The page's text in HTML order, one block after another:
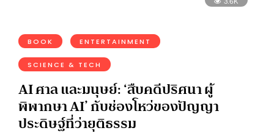
BOOK ENTERTAINMENT
SCIENCE & TECH
AI ศาล และมนุษย์: ‘สืบคดีปริศนา ผู้
พิพากษา AI’ กับช่องโหว่ของปัญญา
ประดิษฐ์ที่ว่ายุติธรรม